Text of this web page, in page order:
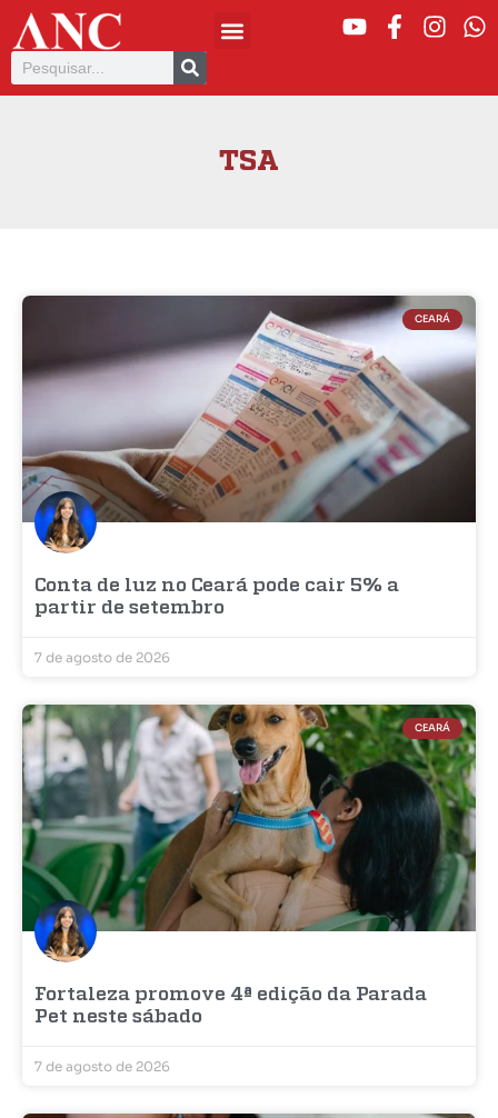
TSA
CEARÁ
Conta de luz no Ceará pode cair 5% a
partir de setembro
7 de agosto de 2026
CEARÁ
Fortaleza promove 4ª edição da Parada
Pet neste sábado
7 de agosto de 2026